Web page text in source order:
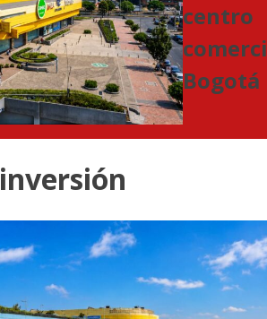
centro
Bogotá
inversión